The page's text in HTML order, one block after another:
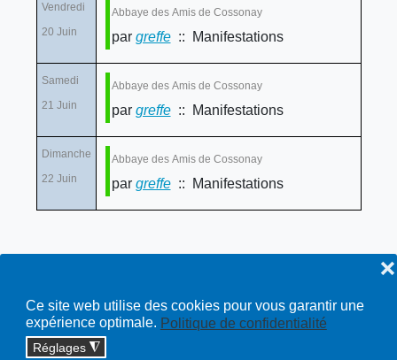
Ce site web utilise des cookies pour vous garantir une
expérience optimale. Politique de confidentialité
Réglages ◮
❌
Vendredi
20 Juin
Abbaye des Amis de Cossonay
par greffe:: Manifestations
Samedi
21 Juin
Abbaye des Amis de Cossonay
par greffe:: Manifestations
Dimanche
22 Juin
Abbaye des Amis de Cossonay
par greffe:: Manifestations